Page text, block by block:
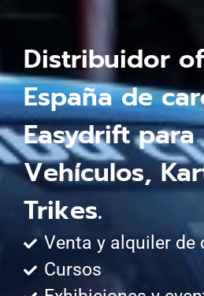
Distribuidor
España de
Easydrift para
Vehículos,
Trikes.
Venta y alquiler de
Cursos